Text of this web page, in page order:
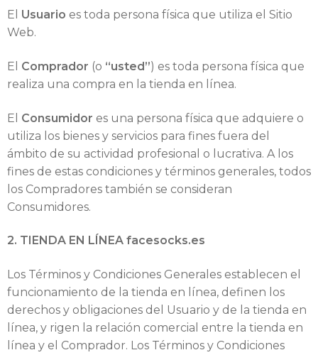
m
o
i
b
r
e
R
e
s
El Usuario es toda persona física que utiliza el Sitio
Web.
El Comprador (o “usted”) es toda persona física que
realiza una compra en la tienda en línea.
El Consumidor es una persona física que adquiere o
utiliza los bienes y servicios para fines fuera del
ámbito de su actividad profesional o lucrativa. A los
fines de estas condiciones y términos generales, todos
los Compradores también se consideran
Consumidores.
2. TIENDA EN LÍNEA facesocks.es
Los Términos y Condiciones Generales establecen el
funcionamiento de la tienda en línea, definen los
derechos y obligaciones del Usuario y de la tienda en
línea, y rigen la relación comercial entre la tienda en
línea y el Comprador. Los Términos y Condiciones